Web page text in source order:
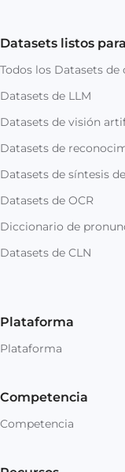
Datasets listos
Todos los Datasets de
Datasets de LLM
Datasets de visión
Datasets de
Datasets de síntesis
Datasets de OCR
Diccionario de
Datasets de CLN
Plataforma
Plataforma
Competencia
Competencia